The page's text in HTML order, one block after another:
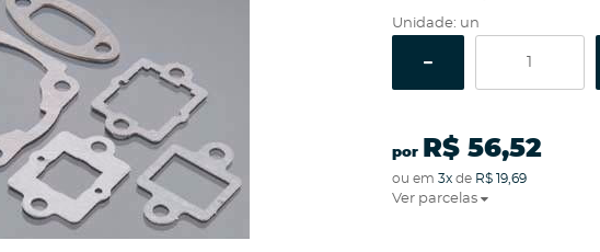
Unidade: un
por R$ 56,52
ou em 3xde R$ 19,69
Ver parcelas